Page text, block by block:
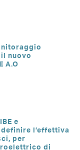
nuovo
A.O
e
l’effettiva
per
di